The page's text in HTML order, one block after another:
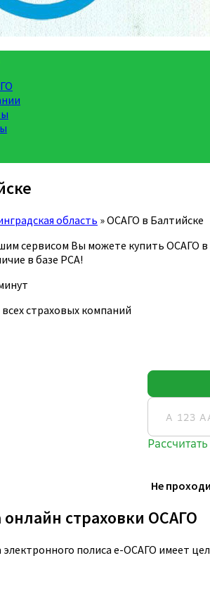
область »ОСАГО в Балтийске
сервисом Вы можете купить ОСАГО в
в базе РСА!
страховых компаний
Не
страховки ОСАГО
полиса е-ОСАГО имеет